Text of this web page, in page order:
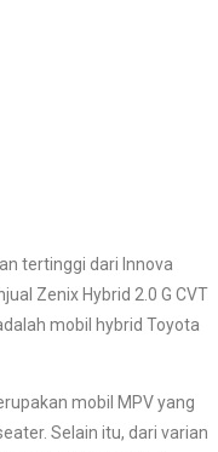
tertinggi dari Innova
Zenix Hybrid 2.0 G CVT
mobil hybrid Toyota
mobil MPV yang
Selain itu, dari varian